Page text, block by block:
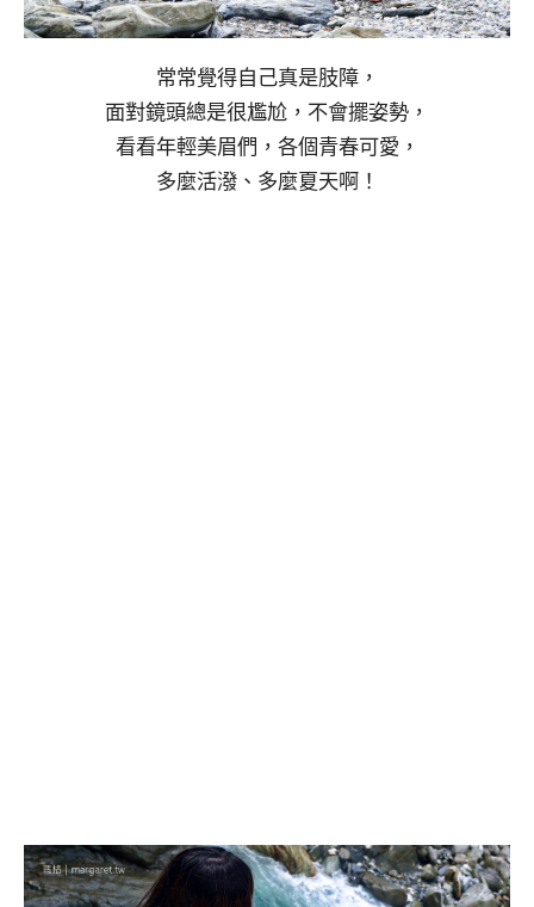
常常覺得自己真是肢障，
面對鏡頭總是很尷尬，不會擺姿勢，
看看年輕美眉們，各個青春可愛，
多麼活潑、多麼夏天啊！